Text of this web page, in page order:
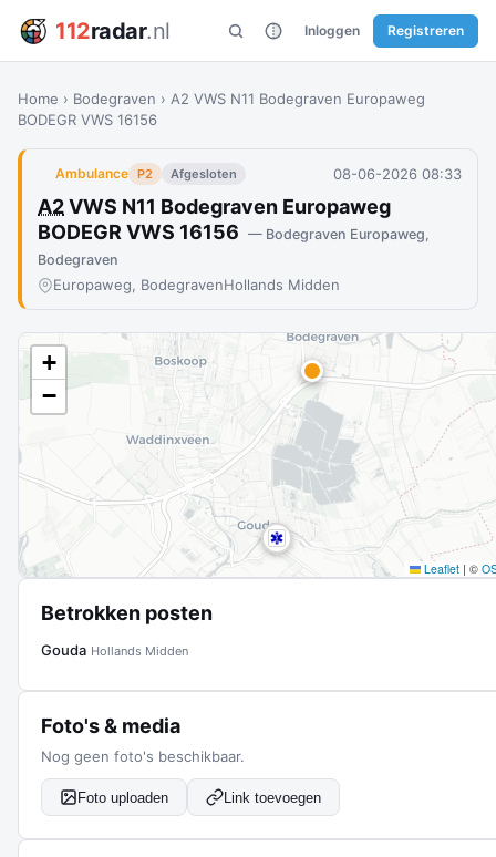
112radar.nl Inloggen Registreren
Home › Bodegraven › A2 VWS N11 Bodegraven Europaweg
BODEGR VWS 16156
Ambulance P2 Afgesloten 08-06-2026 08:33
A2VWS N11 Bodegraven Europaweg
BODEGR VWS 16156 — Bodegraven Europaweg,
Bodegraven
Europaweg, BodegravenHollands Midden
+
−
Leaflet | ©
Betrokken posten
Gouda Hollands Midden
Foto's & media
Nog geen foto's beschikbaar.
Foto uploaden Link toevoegen